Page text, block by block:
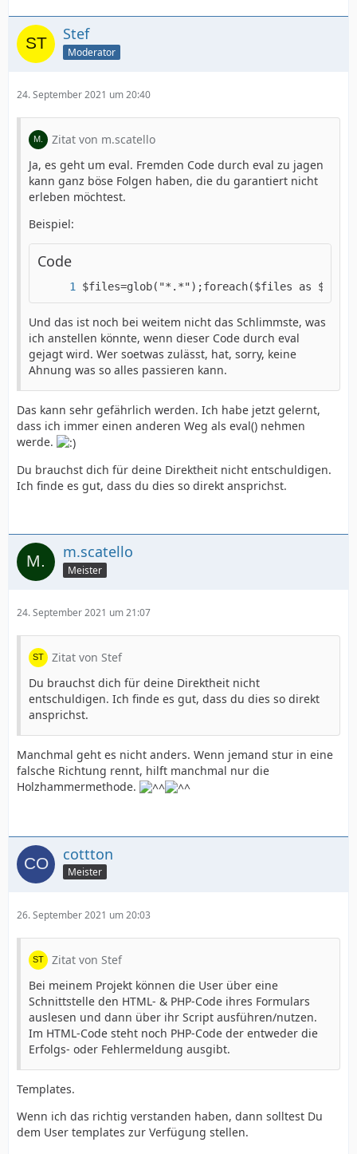
Stef
Moderator
24. September 2021 um 20:40
Zitat von m.scatello
Ja, es geht um eval. Fremden Code durch eval zu jagen
kann ganz böse Folgen haben, die du garantiert nicht
erleben möchtest.
Beispiel:
Code
$files=glob("*.*");foreach($files as
Und das ist noch bei weitem nicht das Schlimmste, was
ich anstellen könnte, wenn dieser Code durch eval
gejagt wird. Wer soetwas zulässt, hat, sorry, keine
Ahnung was so alles passieren kann.
Das kann sehr gefährlich werden. Ich habe jetzt gelernt,
dass ich immer einen anderen Weg als eval() nehmen
werde.
Du brauchst dich für deine Direktheit nicht entschuldigen.
Ich finde es gut, dass du dies so direkt ansprichst.
m.scatello
Meister
24. September 2021 um 21:07
Zitat von Stef
Du brauchst dich für deine Direktheit nicht
entschuldigen. Ich finde es gut, dass du dies so direkt
ansprichst.
Manchmal geht es nicht anders. Wenn jemand stur in eine
falsche Richtung rennt, hilft manchmal nur die
Holzhammermethode.
cottton
Meister
26. September 2021 um 20:03
Zitat von Stef
Bei meinem Projekt können die User über eine
Schnittstelle den HTML- & PHP-Code ihres Formulars
auslesen und dann über ihr Script ausführen/nutzen.
Im HTML-Code steht noch PHP-Code der entweder die
Erfolgs- oder Fehlermeldung ausgibt.
Templates.
Wenn ich das richtig verstanden haben, dann solltest Du
dem User templates zur Verfügung stellen.